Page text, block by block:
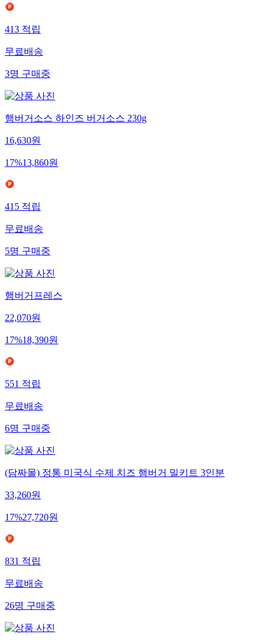
413적립
무료배송
3명구매중
햄버거소스 하인즈 버거소스 230g
16,630원
17%13,860원
415적립
무료배송
5명구매중
햄버거프레스
22,070원
17%18,390원
551적립
무료배송
6명구매중
(담짜몰) 정통 미국식 수제 치즈 햄버거 밀키트 3인분
33,260원
17%27,720원
831적립
무료배송
26명구매중